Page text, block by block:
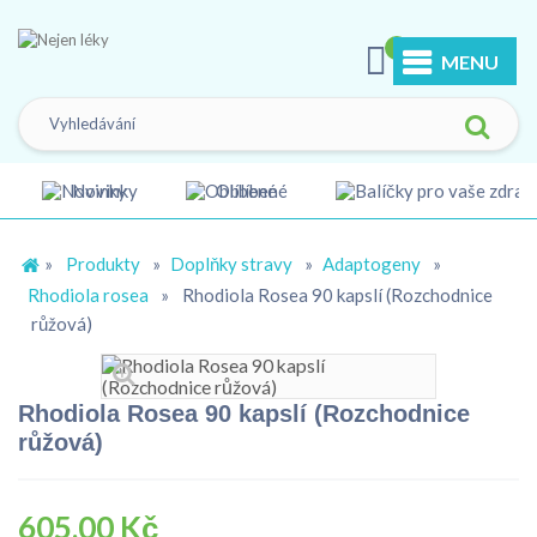
Novinky Oblíbené
MENU
» Produkty » Doplňky stravy » Adaptogeny
»
Rhodiola rosea
»
Rhodiola Rosea 90 kapslí (Rozchodnice
růžová)
Rhodiola Rosea 90 kapslí (Rozchodnice
růžová)
605,00 Kč